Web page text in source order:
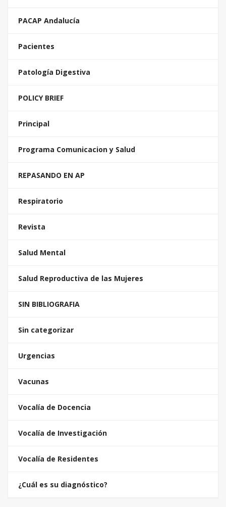
PACAP Andalucía
Pacientes
Patología Digestiva
POLICY BRIEF
Principal
Programa Comunicacion y Salud
REPASANDO EN AP
Respiratorio
Revista
Salud Mental
Salud Reproductiva de las Mujeres
SIN BIBLIOGRAFIA
Sin categorizar
Urgencias
Vacunas
Vocalía de Docencia
Vocalía de Investigación
Vocalía de Residentes
¿Cuál es su diagnóstico?